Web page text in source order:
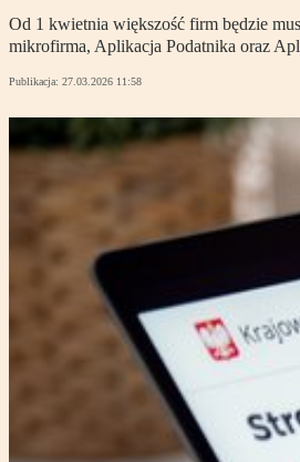
Od 1 kwietnia większość firm będzie
mikrofirma, Aplikacja Podatnika oraz
Publikacja: 27.03.2026 11:58